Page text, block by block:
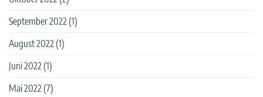
September 2022(1)
August 2022(1)
Juni 2022(1)
Mai 2022(7)